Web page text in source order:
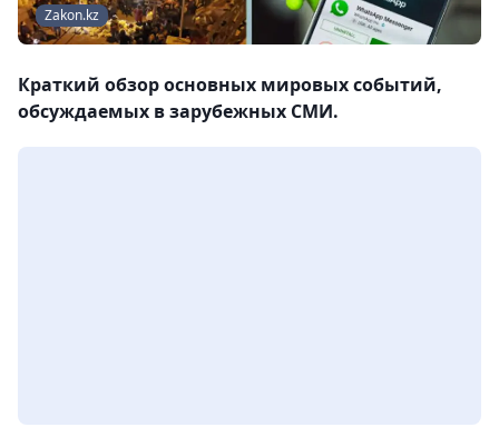
Zakon.kz
Краткий обзор основных мировых событий,
обсуждаемых в зарубежных СМИ.